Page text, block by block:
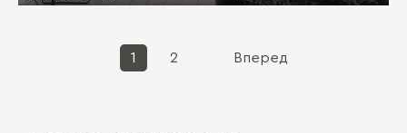
1 2 Вперед